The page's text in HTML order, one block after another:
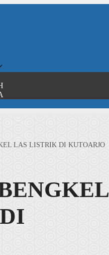
LAS LISTRIK DI KUTOARJO